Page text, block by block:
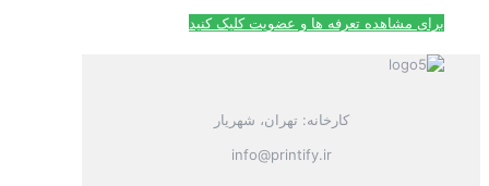
برای مشاهده تعرفه ها و عضویت کلیک کنید
کارخانه: تهران، شهریار
info@printify.ir